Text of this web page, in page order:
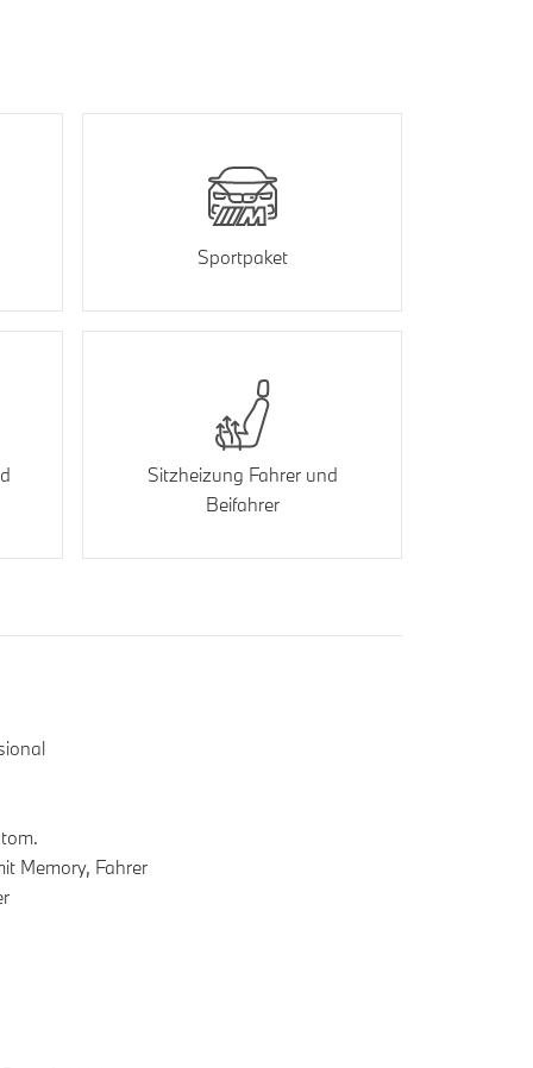
Sportpaket
Sitzheizung Fahrer und
Beifahrer
Memory, Fahrer